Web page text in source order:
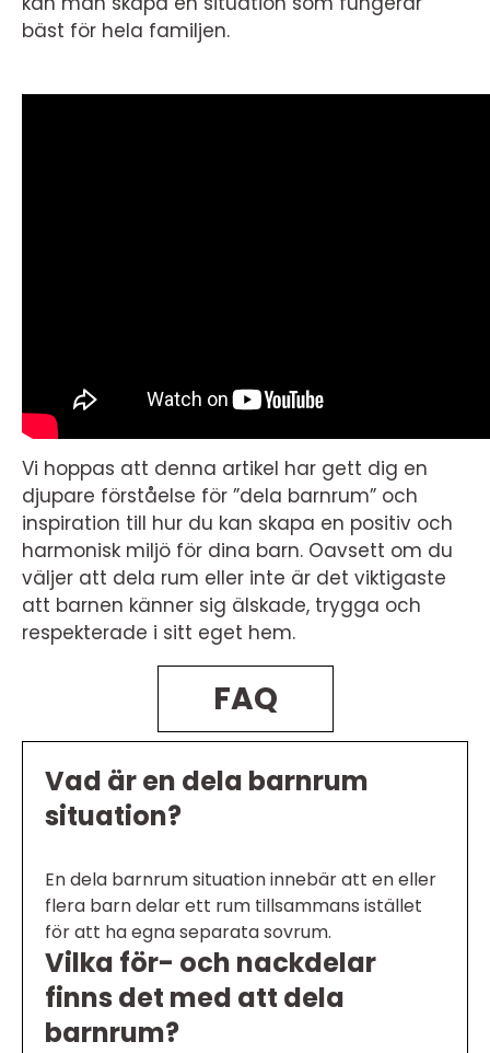
bäst för hela familjen.
Vi hoppas att denna artikel har gett dig en
djupare förståelse för ”dela barnrum” och
inspiration till hur du kan skapa en positiv och
harmonisk miljö för dina barn. Oavsett om du
väljer att dela rum eller inte är det viktigaste
att barnen känner sig älskade, trygga och
respekterade i sitt eget hem.
FAQ
Vad är en dela barnrum
situation?
En dela barnrum situation innebär att en eller
flera barn delar ett rum tillsammans istället
för att ha egna separata sovrum.
Vilka för- och nackdelar
finns det med att dela
barnrum?